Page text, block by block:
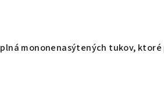
mononenasýtených tukov,